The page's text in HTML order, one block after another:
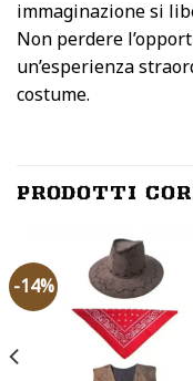
immaginazione si
Non perdere
un’esperienza
costume.
PRODOTTI
-14%